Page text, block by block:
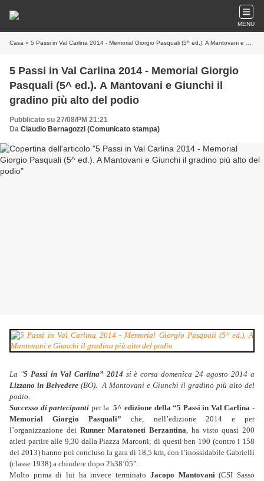
MENU
Casa » 5 Passi in Val Carlina 2014 - Memorial Giorgio Pasquali (5^ ed.). A Mantovani e Giunchi il gradino più alto del podio
5 Passi in Val Carlina 2014 - Memorial Giorgio
Pasquali (5^ ed.). A Mantovani e Giunchi il
gradino più alto del podio
Pubblicato su 27/08/PM 21:21
Da Claudio Bernagozzi (Comunicato stampa)
La "5 Passi in Val Carlina” 2014 si è corsa domenica 24 agosto 2014 a
Lizzano in Belvedere (BO). A Mantovani e Giunchi il gradino più alto del
podio.
Successo di partecipanti per la5^ edizione della “5 Passi in Val Carlina -
Memorial Giorgio Pasquali” che, nell’edizione 2014 e per
l’organizzazione dei Runner Maratoneti Berzantina, ha visto quasi 200
atleti partire alle 9,30 dalla Piazza Marconi; di questi ben 190 (contro i 158
del 2013) hanno poi concluso la gara di 18,5 km, con l’inossidabile Gabrielli
(classe 1938) a chiudere dopo 2h38’05”.
Molto prima di lui ha invece terminato Jacopo Mantovani(CSI Sasso